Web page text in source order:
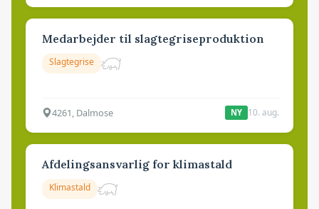
Medarbejder til slagtegriseproduktion
Slagtegrise
4261, Dalmose NY 10. aug.
Afdelingsansvarlig for klimastald
Klimastald